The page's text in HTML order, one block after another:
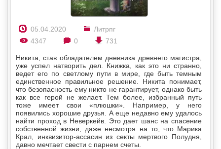
05.04.2020
Литрпг
4347
0 731
Никита, став обладателем дневника древнего магистра,
уже успел натворить дел. Книжка, как это ни странно,
ведет его по светлому пути в мире, где быть темным
единственное правильное решение. Никита понимает,
что безопасность ему никто не гарантирует, однако быть
как все герой не желает. Тем более, избранный путь
тоже имеет свои «плюшки». Например, у него
появились хорошие друзья. А еще недавно ему удалось
найти проход в Неверкейв. Это дает шанс на спасение
собственной жизни, даже несмотря на то, что Марика
Крал, инквизитор-ассасин из секты мертвого Полудня,
давно мечтает свести с парнем счеты.